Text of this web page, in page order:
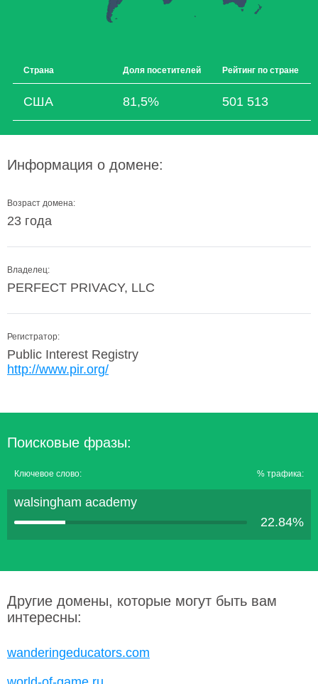
Страна Доля посетителей Рейтинг по стране
США 81,5% 501 513
Информация о домене:
Возраст домена:
23 года
Владелец:
PERFECT PRIVACY, LLC
Регистратор:
Public Interest Registry
http://www.pir.org/
Поисковые фразы:
Ключевое слово: % трафика:
walsingham academy
22.84%
Другие домены, которые могут быть вам
интересны:
wanderingeducators.com